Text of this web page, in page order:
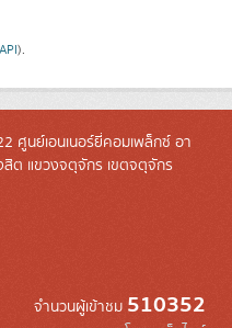
).
ศูนย์เอนเนอร์ยี่คอมเพล็กซ์ อา
ต แขวงจตุจักร เขตจตุจักร
จำนวนผู้เข้าชม 510352